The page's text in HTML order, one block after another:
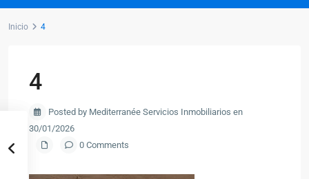
Inicio 4
4
Posted by Mediterranée Servicios Inmobiliarios en
30/01/2026
0 Comments